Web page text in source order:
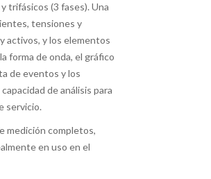
trifásicos (3 fases). Una
tensiones y
activos, y los elementos
forma de onda, el gráfico
de eventos y los
de análisis para
servicio.
medición completos,
en uso en el